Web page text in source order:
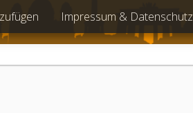
Impressum & Datenschutz